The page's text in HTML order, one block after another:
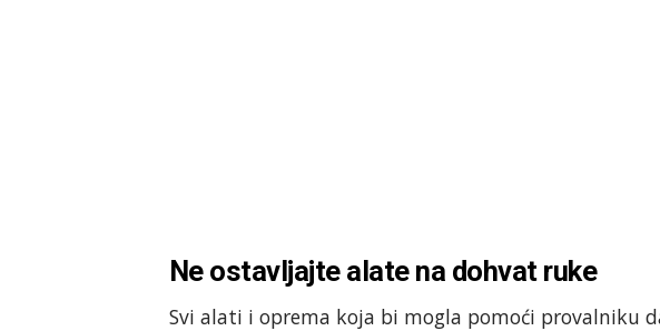
Ne ostavljajte alate na dohvat ruke
Svi alati i oprema koja bi mogla pomoći provalniku